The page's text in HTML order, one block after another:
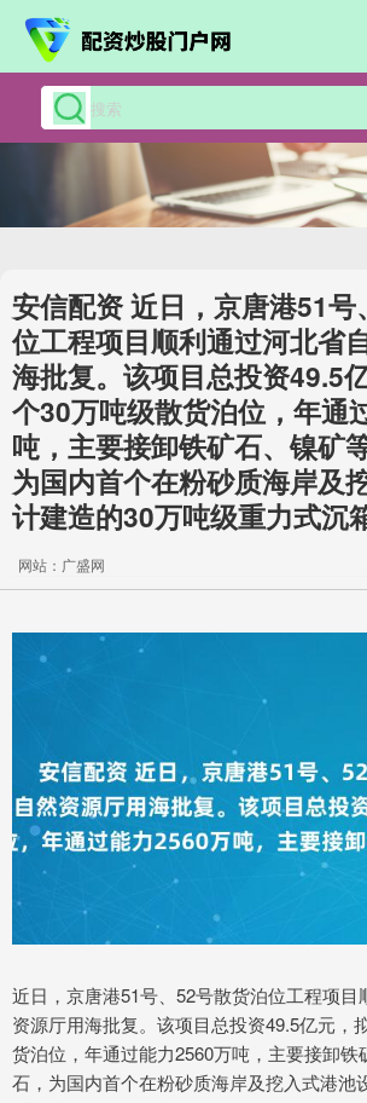
安信配资 近日，京唐港51号
位工程项目顺利通过河北省
海批复。该项目总投资49.5
个30万吨级散货泊位，年通
吨，主要接卸铁矿石、镍矿
为国内首个在粉砂质海岸及
计建造的30万吨级重力式沉
网站：广盛网
近日，京唐港51号、52号散货泊位工程项目
资源厅用海批复。该项目总投资49.5亿元，
货泊位，年通过能力2560万吨，主要接卸铁
石，为国内首个在粉砂质海岸及挖入式港池